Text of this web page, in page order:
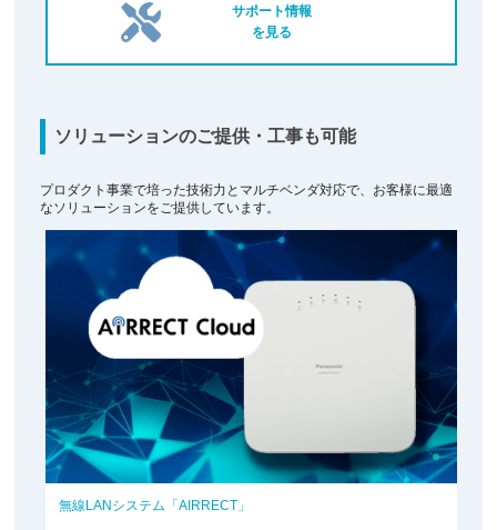
サポート情報
を見る
ソリューションのご提供・工事も可能
プロダクト事業で培った技術力とマルチベンダ対応で、お客様に最適
なソリューションをご提供しています。
無線LANシステム「AIRRECT」